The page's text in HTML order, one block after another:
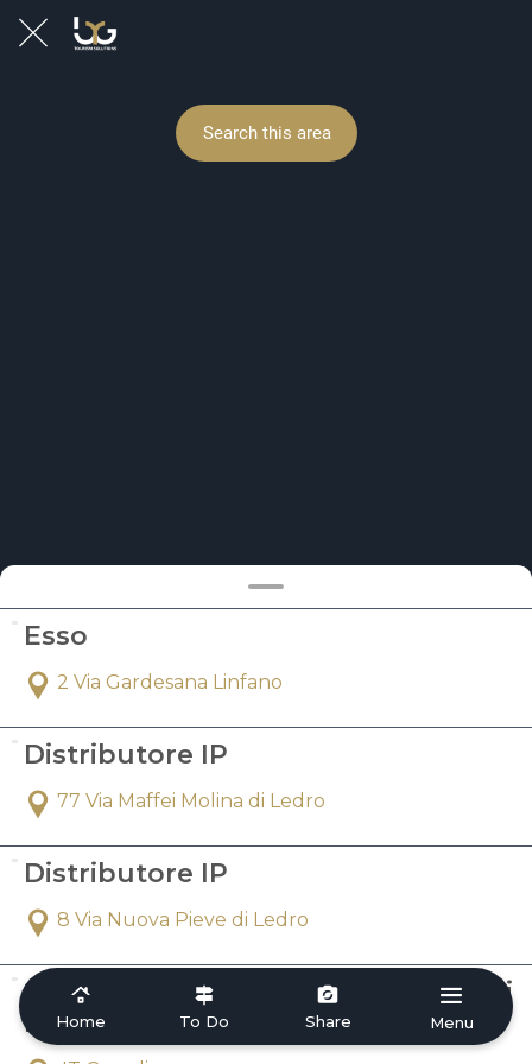
Esso
2 Via Gardesana Linfano
Distributore IP
77 Via Maffei Molina di Ledro
Distributore IP
8 Via Nuova Pieve di Ledro
Stazione Carburanti Pvb Di Odorizzi
Ivan & C. Snc
Search this area
Home To Do Share Menu